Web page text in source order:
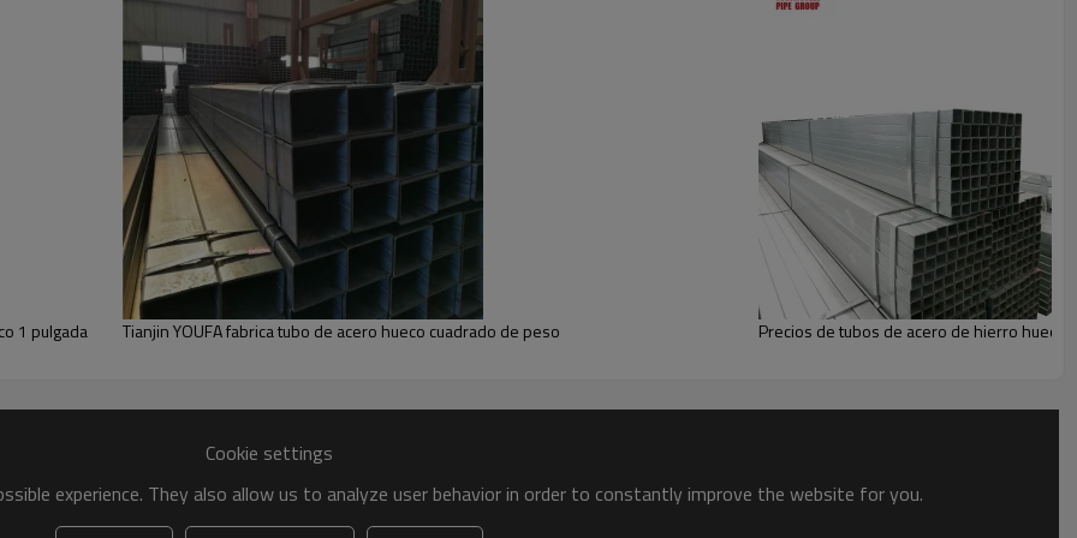
1 pulgada
Tianjin YOUFA fabrica tubo de acero hueco cuadrado de peso Precios de tubos de acero de hierro hueco
Cookie settings
experience. They also allow us to analyze user behavior in order to constantly improve the website for you.